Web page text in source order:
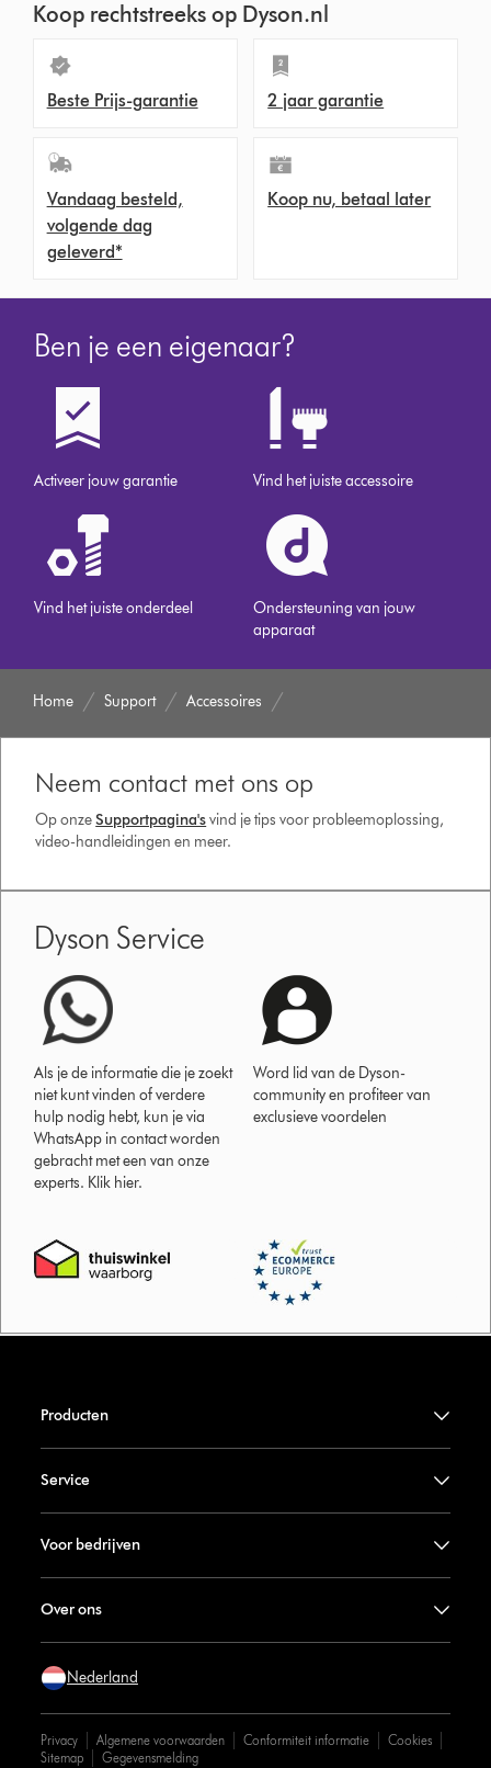
Koop rechtstreeks op Dyson.nl
Beste Prijs-garantie 2 jaar garantie
Vandaag besteld,
volgende dag
geleverd*
Koop nu, betaal later
Ben je een eigenaar?
Activeer jouw garantie Vind het juiste accessoire
Vind het juiste onderdeel
Ondersteuning van jouw
apparaat
Home Support Accessoires
Neem contact met ons op
Op onzeSupportpagina'svind je tips voor probleemoplossing,
video-handleidingen en meer.
Dyson Service
Als je de informatie die je zoekt
niet kunt vinden of verdere
hulp nodig hebt, kun je via
WhatsApp in contact worden
gebracht met een van onze
experts. Klik hier.
Word lid van de Dyson-
community en profiteer van
exclusieve voordelen
Producten
Service
Voor bedrijven
Over ons
Nederland
Privacy Algemene voorwaarden Conformiteit informatie
Cookies
Sitemap
Gegevensmelding